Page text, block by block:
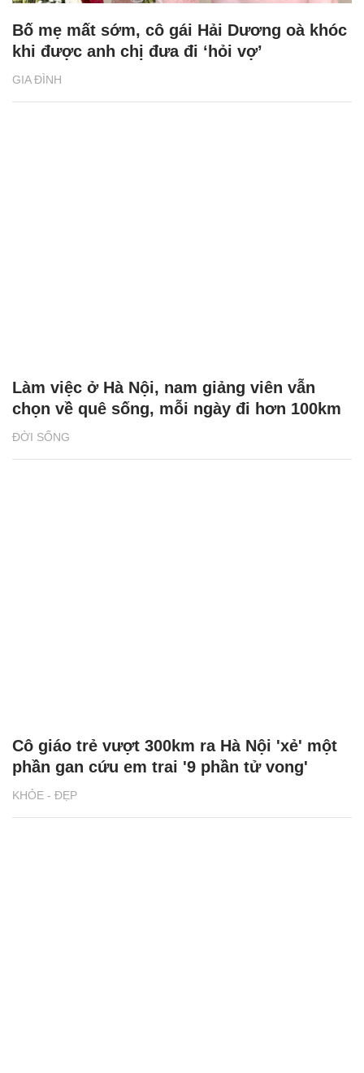
GIA ĐÌNH
Bố mẹ mất sớm, cô gái Hải Dương oà khóc
khi được anh chị đưa đi ‘hỏi vợ’
ĐỜI SỐNG
Làm việc ở Hà Nội, nam giảng viên vẫn
chọn về quê sống, mỗi ngày đi hơn 100km
KHỎE - ĐẸP
Cô giáo trẻ vượt 300km ra Hà Nội 'xẻ' một
phần gan cứu em trai '9 phần tử vong'